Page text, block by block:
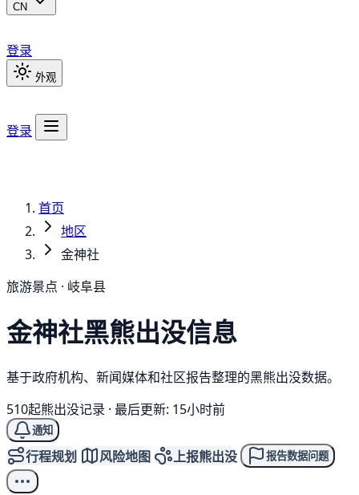
CN
登录
外观
登录
首页
地区
金神社
旅游景点 · 岐阜县
金神社黑熊出没信息
基于政府机构、新闻媒体和社区报告整理的黑熊出没数据。
510起熊出没记录 · 最后更新: 15小时前
通知
行程规划 风险地图 上报熊出没 报告数据问题